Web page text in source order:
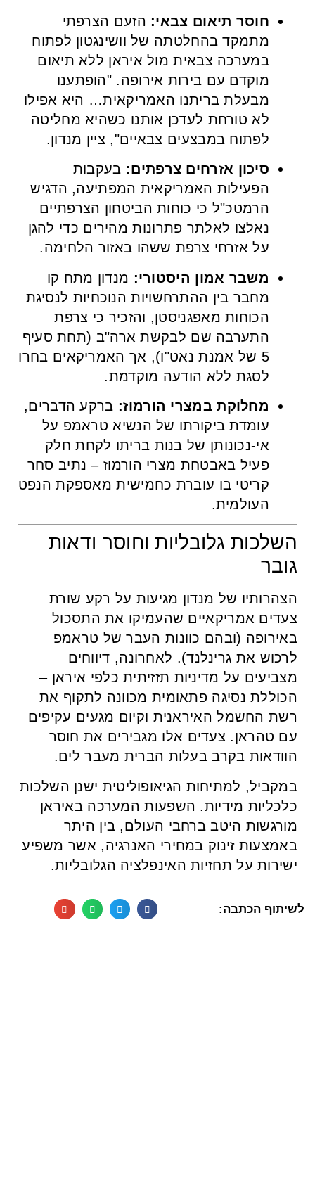
חוסר תיאום צבאי: הזעם הצרפתי
מתמקד בהחלטתה של וושינגטון לפתוח
במערכה צבאית מול איראן ללא תיאום
מוקדם עם בירות אירופה. "הופתענו
מבעלת בריתנו האמריקאית… היא אפילו
לא טורחת לעדכן אותנו כשהיא מחליטה
לפתוח במבצעים צבאיים", ציין מנדון.
סיכון אזרחים צרפתים: בעקבות
הפעילות האמריקאית המפתיעה, הדגיש
הרמטכ"ל כי כוחות הביטחון הצרפתיים
נאלצו לאלתר פתרונות מהירים כדי להגן
על אזרחי צרפת ששהו באזור הלחימה.
משבר אמון היסטורי: מנדון מתח קו
מחבר בין ההתרחשויות הנוכחיות לנסיגת
הכוחות מאפגניסטן, והזכיר כי צרפת
התערבה שם לבקשת ארה"ב (תחת סעיף
5 של אמנת נאט"ו), אך האמריקאים בחרו
לסגת ללא הודעה מוקדמת.
מחלוקת במצרי הורמוז: ברקע הדברים,
עומדת ביקורתו של הנשיא טראמפ על
אי-נכונותן של בנות בריתו לקחת חלק
פעיל באבטחת מצרי הורמוז – נתיב סחר
קריטי בו עוברת כחמישית מאספקת הנפט
העולמית.
השלכות גלובליות וחוסר ודאות
גובר
הצהרותיו של מנדון מגיעות על רקע שורת
צעדים אמריקאיים שהעמיקו את התסכול
באירופה (ובהם כוונות העבר של טראמפ
לרכוש את גרינלנד). לאחרונה, דיווחים
מצביעים על מדיניות תזזיתית כלפי איראן –
הכוללת נסיגה פתאומית מכוונה לתקוף את
רשת החשמל האיראנית וקיום מגעים עקיפים
עם טהראן. צעדים אלו מגבירים את חוסר
הוודאות בקרב בעלות הברית מעבר לים.
במקביל, למתיחות הגיאופוליטית ישנן השלכות
כלכליות מידיות. השפעות המערכה באיראן
מורגשות היטב ברחבי העולם, בין היתר
באמצעות זינוק במחירי האנרגיה, אשר משפיע
ישירות על תחזיות האינפלציה הגלובליות.
לשיתוף הכתבה: